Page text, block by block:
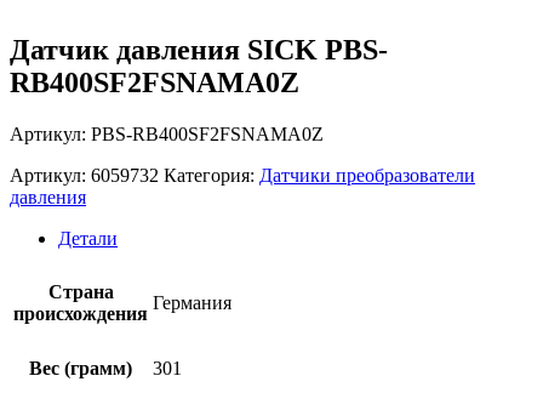
Датчик давления SICK PBS-
RB400SF2FSNAMA0Z
Артикул: PBS-RB400SF2FSNAMA0Z
Артикул: 6059732 Категория: Датчики преобразователи
давления
Детали
Страна
происхождения
Германия
Вес (грамм) 301